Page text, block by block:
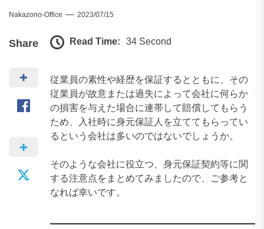
Nakazono-Office 2023/07/15
Share Read Time: 34 Second
従業員の素性や経歴を保証するとともに、その
従業員が故意または過失によって会社に何らか
の損害を与えた場合に連帯して賠償してもらう
ため、入社時に身元保証人を立ててもらってい
るという会社は多いのではないでしょうか。
そのような会社に役立つ、身元保証契約等に関
する注意点をまとめてみましたので、ご参考と
なれば幸いです。